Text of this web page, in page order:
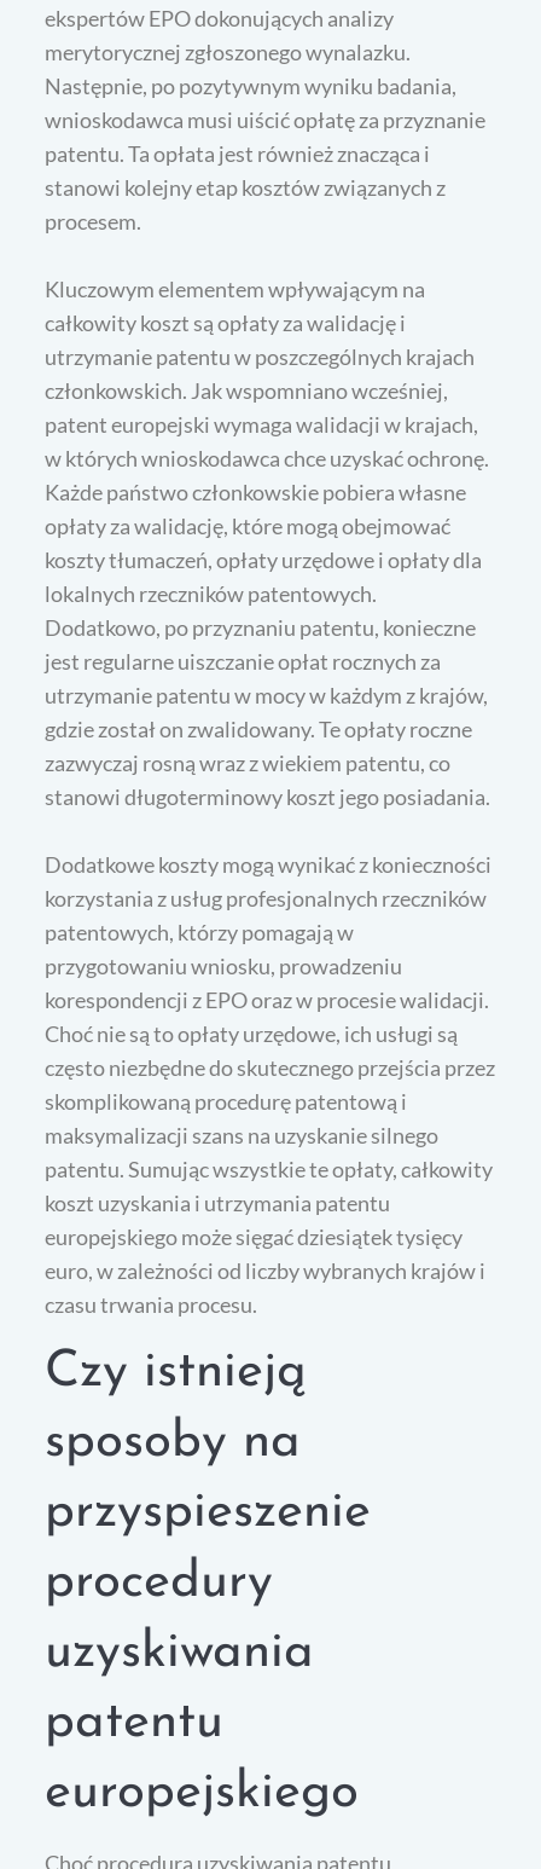
ekspertów EPO dokonujących analizy
merytorycznej zgłoszonego wynalazku.
Następnie, po pozytywnym wyniku badania,
wnioskodawca musi uiścić opłatę za przyznanie
patentu. Ta opłata jest również znacząca i
stanowi kolejny etap kosztów związanych z
procesem.
Kluczowym elementem wpływającym na
całkowity koszt są opłaty za walidację i
utrzymanie patentu w poszczególnych krajach
członkowskich. Jak wspomniano wcześniej,
patent europejski wymaga walidacji w krajach,
w których wnioskodawca chce uzyskać ochronę.
Każde państwo członkowskie pobiera własne
opłaty za walidację, które mogą obejmować
koszty tłumaczeń, opłaty urzędowe i opłaty dla
lokalnych rzeczników patentowych.
Dodatkowo, po przyznaniu patentu, konieczne
jest regularne uiszczanie opłat rocznych za
utrzymanie patentu w mocy w każdym z krajów,
gdzie został on zwalidowany. Te opłaty roczne
zazwyczaj rosną wraz z wiekiem patentu, co
stanowi długoterminowy koszt jego posiadania.
Dodatkowe koszty mogą wynikać z konieczności
korzystania z usług profesjonalnych rzeczników
patentowych, którzy pomagają w
przygotowaniu wniosku, prowadzeniu
korespondencji z EPO oraz w procesie walidacji.
Choć nie są to opłaty urzędowe, ich usługi są
często niezbędne do skutecznego przejścia przez
skomplikowaną procedurę patentową i
maksymalizacji szans na uzyskanie silnego
patentu. Sumując wszystkie te opłaty, całkowity
koszt uzyskania i utrzymania patentu
europejskiego może sięgać dziesiątek tysięcy
euro, w zależności od liczby wybranych krajów i
czasu trwania procesu.
Czy istnieją
sposoby na
przyspieszenie
procedury
uzyskiwania
patentu
europejskiego
Choć procedura uzyskiwania patentu